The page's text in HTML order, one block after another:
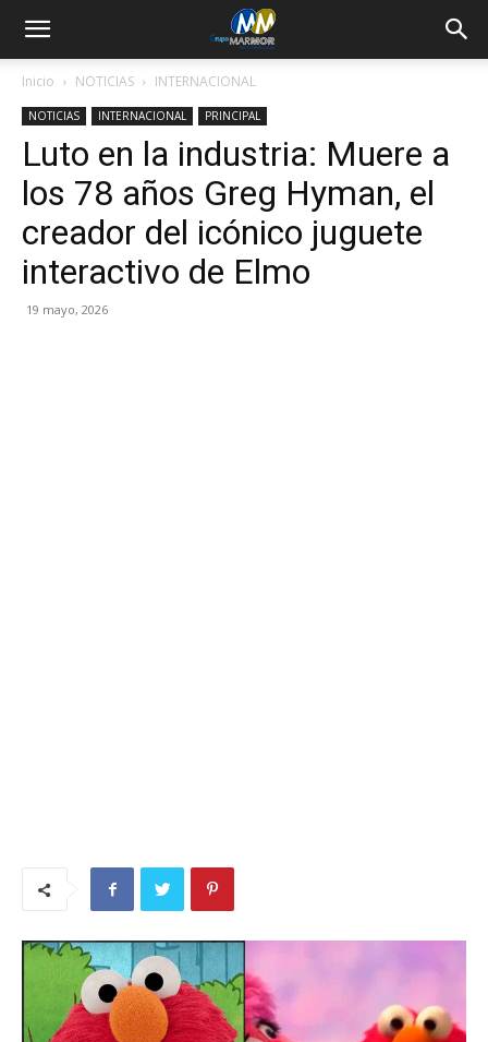
Inicio NOTICIAS INTERNACIONAL
NOTICIAS INTERNACIONAL PRINCIPAL
Luto en la industria: Muere a
los 78 años Greg Hyman, el
creador del icónico juguete
interactivo de Elmo
19 mayo, 2026